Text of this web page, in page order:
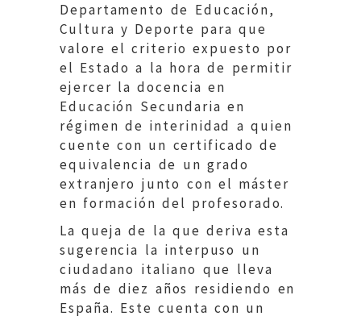
Departamento de Educación,
Cultura y Deporte para que
valore el criterio expuesto por
el Estado a la hora de permitir
ejercer la docencia en
Educación Secundaria en
régimen de interinidad a quien
cuente con un certificado de
equivalencia de un grado
extranjero junto con el máster
en formación del profesorado.
La queja de la que deriva esta
sugerencia la interpuso un
ciudadano italiano que lleva
más de diez años residiendo en
España. Este cuenta con un